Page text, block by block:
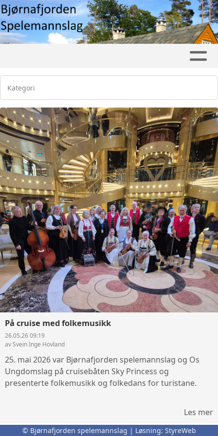
Kategori
På cruise med folkemusikk
26.05.26 09:19
av Svein Inge Hovland
25. mai 2026 var Bjørnafjorden spelemannslag og Os
Ungdomslag på cruisebåten Sky Princess og
presenterte folkemusikk og folkedans for turistane.
Les mer
© Bjørnafjorden spelemannslag | Løsning: StyreWeb